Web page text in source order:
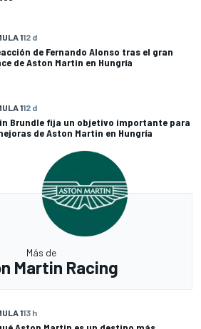
112 d
de Fernando Alonso tras el gran
de Aston Martin en Hungría
112 d
Brundle fija un objetivo importante para
de Aston Martin en Hungría
Más de
Martin Racing
113 h